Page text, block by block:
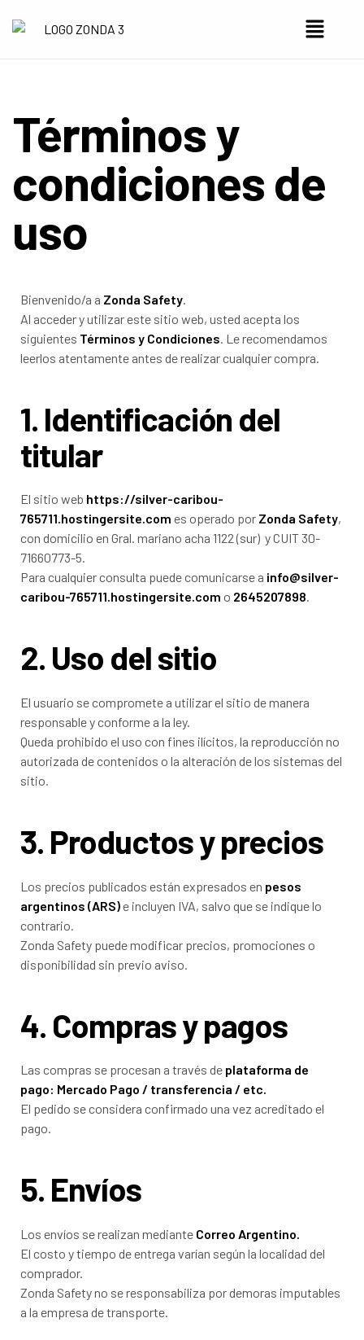
Términos y
condiciones de
uso
Bienvenido/a a Zonda Safety.
Al acceder y utilizar este sitio web, usted acepta los
siguientes Términos y Condiciones. Le recomendamos
leerlos atentamente antes de realizar cualquier compra.
1. Identificación del
titular
El sitio web https://silver-caribou-
765711.hostingersite.com es operado por Zonda Safety,
con domicilio en Gral. mariano acha 1122 (sur) y CUIT 30-
71660773-5.
Para cualquier consulta puede comunicarse a info@silver-
caribou-765711.hostingersite.com o 2645207898.
2. Uso del sitio
El usuario se compromete a utilizar el sitio de manera
responsable y conforme a la ley.
Queda prohibido el uso con fines ilícitos, la reproducción no
autorizada de contenidos o la alteración de los sistemas del
sitio.
3. Productos y precios
Los precios publicados están expresados en pesos
argentinos (ARS)e incluyen IVA, salvo que se indique lo
contrario.
Zonda Safety puede modificar precios, promociones o
disponibilidad sin previo aviso.
4. Compras y pagos
Las compras se procesan a través de plataforma de
pago: Mercado Pago / transferencia / etc.
El pedido se considera confirmado una vez acreditado el
pago.
5. Envíos
Los envíos se realizan mediante Correo Argentino.
El costo y tiempo de entrega varían según la localidad del
comprador.
Zonda Safety no se responsabiliza por demoras imputables
a la empresa de transporte.